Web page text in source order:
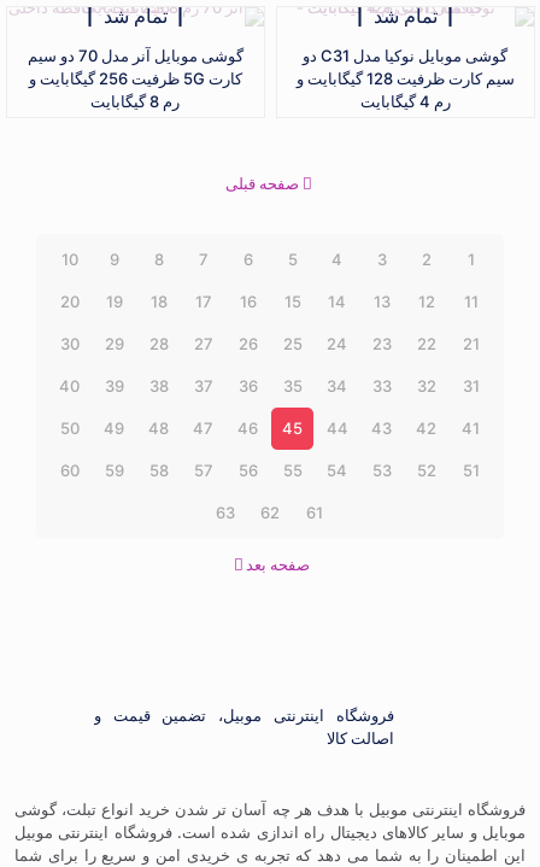
از 5
تمام شد
گوشی موبایل نوکیا مدل C31 دو
سیم کارت ظرفیت 128 گیگابایت و
رم 4 گیگابایت
تمام شد
گوشی موبایل آنر مدل 70 دو سیم
کارت 5G ظرفیت 256 گیگابایت و
رم 8 گیگابایت
صفحه قبلی
1
2
3
4
5
6
7
8
9
10
11
12
13
14
15
16
17
18
19
20
21
22
23
24
25
26
27
28
29
30
31
32
33
34
35
36
37
38
39
40
41
42
43
44
45
46
47
48
49
50
51
52
53
54
55
56
57
58
59
60
61
62
63
صفحه بعد
فروشگاه اینترنتی موبیل، تضمین قیمت و
اصالت کالا
فروشگاه اینترنتی موبیل با هدف هر چه آسان تر شدن خرید انواع تبلت، گوشی
موبایل و سایر کالاهای دیجیتال راه اندازی شده است. فروشگاه اینترنتی موبیل
این اطمینان را به شما می دهد که تجربه ی خریدی امن و سریع را برای شما